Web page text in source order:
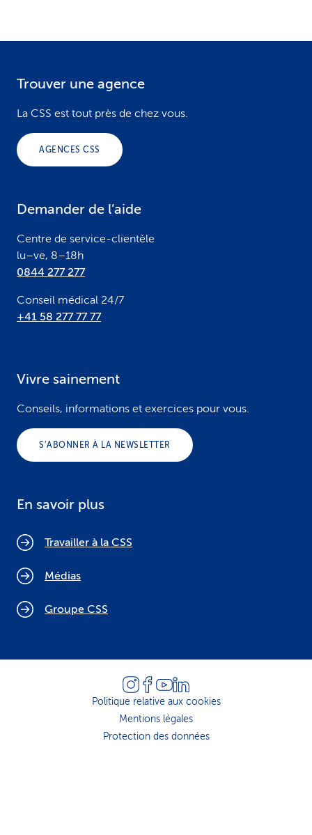
Trouver une agence
La CSS est tout près de chez vous.
AGENCES CSS
Demander de l’aide
Centre de service-clientèle
lu–ve, 8–18h
0844 277 277
Conseil médical 24/7
+41 58 277 77 77
Vivre sainement
Conseils, informations et exercices pour vous.
S’ABONNER À LA NEWSLETTER
En savoir plus
Travailler à la CSS
Médias
Groupe CSS
Politique relative aux cookies
Mentions légales
Protection des données